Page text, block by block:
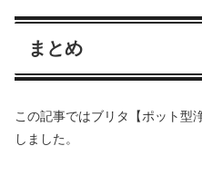
まとめ
この記事ではブリタ【ポット型
しました。